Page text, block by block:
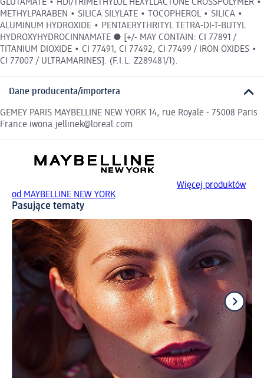
GLUTAMATE • HDI/TRIMETHYLOL HEXYLLACTONE CROSSPOLYMER •
METHYLPARABEN • SILICA SILYLATE • TOCOPHEROL • SILICA •
ALUMINUM HYDROXIDE • PENTAERYTHRITYL TETRA-DI-T-BUTYL
HYDROXYHYDROCINNAMATE ● [+/- MAY CONTAIN: CI 77891 /
TITANIUM DIOXIDE • CI 77491, CI 77492, CI 77499 / IRON OXIDES •
CI 77007 / ULTRAMARINES]. (F.I.L. Z289481/1).
Dane producenta/importera
GEMEY PARIS MAYBELLINE NEW YORK 14, rue Royale - 75008 Paris
France iwona.jellinek@loreal.com
Więcej produktów
od MAYBELLINE NEW YORK
Pasujące tematy